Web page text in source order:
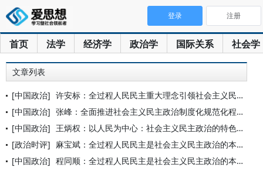
首页 法学 经济学 政治学 国际关系 社会学
登录 注册
文章列表
[中国政治] 许安标：全过程人民民主重大理念引领社会主义民主政治建设新发展
[中国政治] 张峰：全面推进社会主义民主政治制度化规范化程序化
[中国政治] 王炳权：以人民为中心：社会主义民主政治的特色与真谛
[政治时评] 麻宝斌：全过程人民民主是社会主义民主政治的本质属性
[中国政治] 程同顺：全过程人民民主是社会主义民主政治的本质属性